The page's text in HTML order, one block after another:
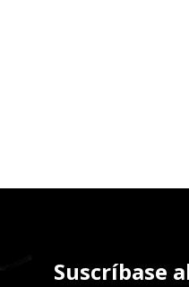
Suscríbase